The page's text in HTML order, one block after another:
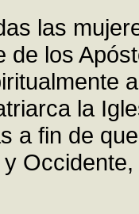
las
de los
la
a fin de